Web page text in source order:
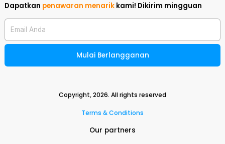
Dapatkan penawaran menarik kami! Dikirim mingguan
Email Anda
Mulai Berlangganan
Copyright,2026. All rights reserved
Terms & Conditions
Our partners